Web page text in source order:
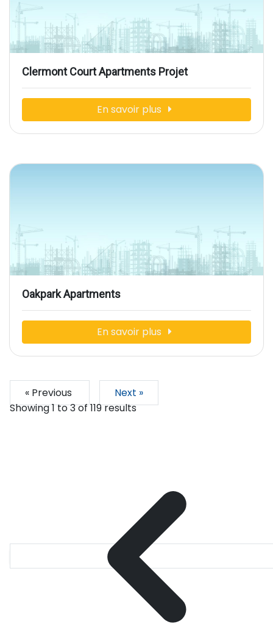
Clermont Court Apartments Projet
En savoir plus
Oakpark Apartments
En savoir plus
« Previous
Next »
Showing1to3of119results